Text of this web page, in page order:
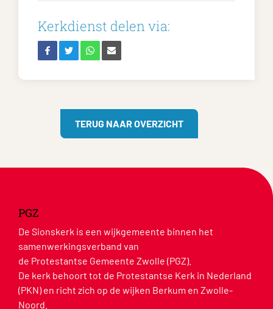
Kerkdienst delen via:
TERUG NAAR OVERZICHT
PGZ
De Sionskerk is een wijkgemeente binnen het
samenwerkingsverband van
de Protestantse Gemeente Zwolle (PGZ).
De kerk behoort tot de Protestantse Kerk in Nederland
(PKN) en richt zich op de wijken Berkum en Zwolle-
Noord.